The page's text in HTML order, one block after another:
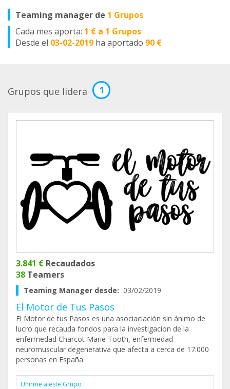
Teaming manager de 1 Grupos
Cada mes aporta: 1 € a 1 Grupos
Desde el 03-02-2019 ha aportado 90 €
Grupos que lidera 1
3.841 € Recaudados
38 Teamers
Teaming Manager desde: 03/02/2019
El Motor de Tus Pasos
El Motor de tus Pasos es una asociaciación sin ánimo de
lucro que recauda fondos para la investigacion de la
enfermedad Charcot Marie Tooth, enfermedad
neuromuscular degenerativa que afecta a cerca de 17.000
personas en España
Unirme a este Grupo